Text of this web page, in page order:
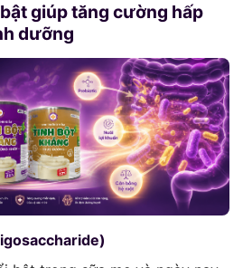
giúp tăng cường hấp
dưỡng